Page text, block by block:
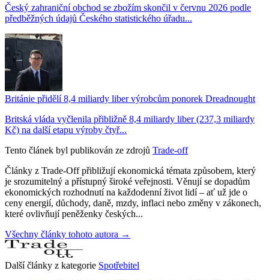
Český zahraniční obchod se zbožím skončil v červnu 2026 podle
předběžných údajů Českého statistického úřadu...
Británie přidělí 8,4 miliardy liber výrobcům ponorek Dreadnought
Britská vláda vyčlenila přibližně 8,4 miliardy liber (237,3 miliardy
Kč) na další etapu výroby čtyř...
Tento článek byl publikován ze zdrojů Trade-off
Články z Trade-Off přibližují ekonomická témata způsobem, který
je srozumitelný a přístupný široké veřejnosti. Věnují se dopadům
ekonomických rozhodnutí na každodenní život lidí – ať už jde o
ceny energií, důchody, daně, mzdy, inflaci nebo změny v zákonech,
které ovlivňují peněženky českých...
Všechny články tohoto autora →
Další články z kategorie Spotřebitel